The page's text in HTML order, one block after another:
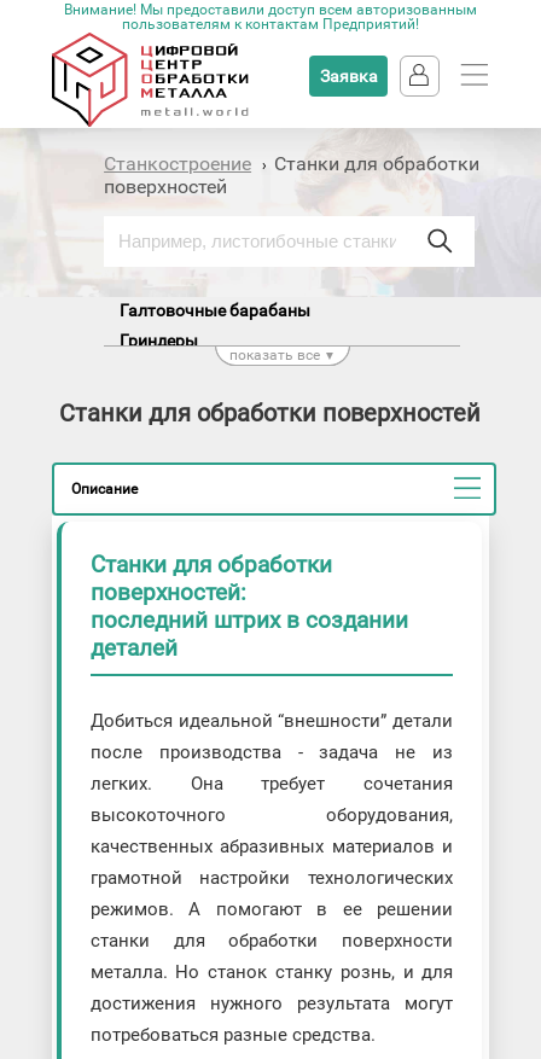
Внимание! Мы предоставили доступ всем авторизованным
пользователям к контактам Предприятий!
Заявка
Станкостроение › Станки для обработки
поверхностей
Галтовочные барабаны
Гриндеры
Дробеструйные аппараты
Офсетные машины
Пескоструйные аппараты
Полировальные станки
Ручные граверы по металлу
Станки для дорнования
Установки абразивно-экструзионной
обработки
Установки для виброабразивной
обработки
Химические гравировальные машины
Шлифовальные станки
Бесцентрово-шлифовальные станки
Внутришлифовальные станки
Координатно-шлифовальные станки
Круглошлифовальные станки
Ленточно-шлифовальные станки
Обдирочно-шлифовальные станки
Профилешлифовальные станки
Резьбошлифовальные станки
Шлифовальные станки с ЧПУ
показать все ▼
Станки для обработки поверхностей
Описание
Станки для обработки
поверхностей:
последний штрих в создании
деталей
Добиться идеальной “внешности” детали
после производства - задача не из
легких. Она требует сочетания
высокоточного оборудования,
качественных абразивных материалов и
грамотной настройки технологических
режимов. А помогают в ее решении
станки для обработки поверхности
металла. Но станок станку рознь, и для
достижения нужного результата могут
потребоваться разные средства.